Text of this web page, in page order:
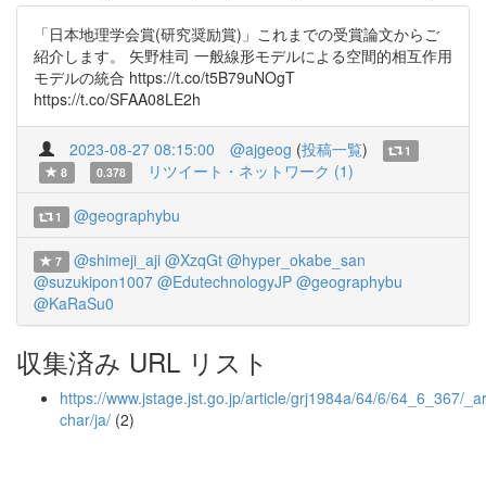
「日本地理学会賞(研究奨励賞)」これまでの受賞論文からご
紹介します。 矢野桂司 一般線形モデルによる空間的相互作用
モデルの統合 https://t.co/t5B79uNOgT
https://t.co/SFAA08LE2h
2023-08-27 08:15:00 @ajgeog (投稿一覧)
1
8
0.378 リツイート・ネットワーク (1)
1 @geographybu
7 @shimeji_aji @XzqGt @hyper_okabe_san
@suzukipon1007 @EdutechnologyJP @geographybu
@KaRaSu0
収集済み URL リスト
https://www.jstage.jst.go.jp/article/grj1984a/64/6/64_6_367/
char/ja/ (2)